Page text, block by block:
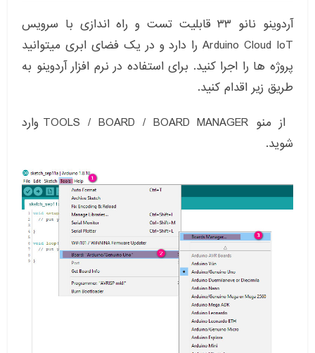
آردوینو نانو ۳۳ قابلیت تست و راه اندازی با سرویس
Arduino Cloud IoT را دارد و در یک فضای ابری میتوانید
پروژه ها را اجرا کنید. برای استفاده در نرم افزار آردوینو به
طریق زیر اقدام کنید.
از منو TOOLS / BOARD / BOARD MANAGER وارد
شوید.